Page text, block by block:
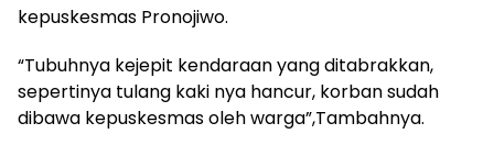
kepuskesmas Pronojiwo.
“Tubuhnya kejepit kendaraan yang ditabrakkan,
sepertinya tulang kaki nya hancur, korban sudah
dibawa kepuskesmas oleh warga”,Tambahnya.